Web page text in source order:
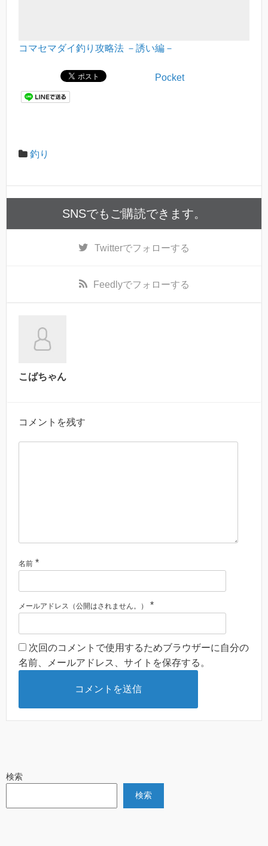
コマセマダイ釣り攻略法 －誘い編－
Pocket
釣り
SNSでもご購読できます。
Twitterでフォローする
Feedlyでフォローする
こばちゃん
コメントを残す
名前 *
メールアドレス（公開はされません。） *
次回のコメントで使用するためブラウザーに自分の
名前、メールアドレス、サイトを保存する。
検索
検索